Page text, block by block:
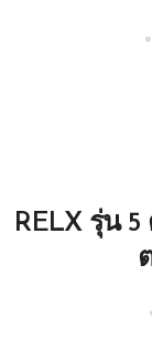
RELX รุ่น